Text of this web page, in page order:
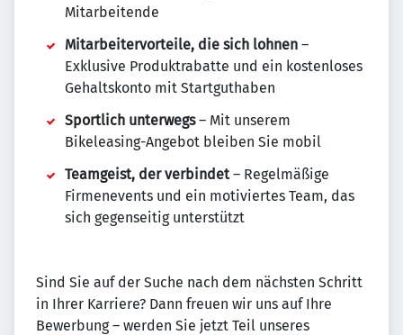
Mitarbeitende
Mitarbeitervorteile, die sich lohnen –
Exklusive Produktrabatte und ein kostenloses
Gehaltskonto mit Startguthaben
Sportlich unterwegs– Mit unserem
Bikeleasing-Angebot bleiben Sie mobil
Teamgeist, der verbindet– Regelmäßige
Firmenevents und ein motiviertes Team, das
sich gegenseitig unterstützt
Sind Sie auf der Suche nach dem nächsten Schritt
in Ihrer Karriere? Dann freuen wir uns auf Ihre
Bewerbung – werden Sie jetzt Teil unseres